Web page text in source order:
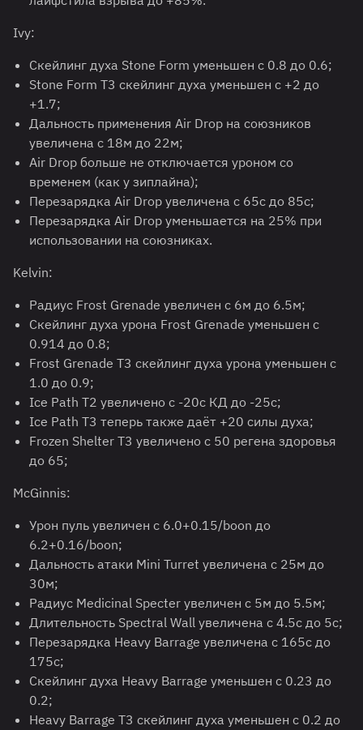
Ivy:
Скейлинг духа Stone Form уменьшен с 0.8 до 0.6;
Stone Form T3 скейлинг духа уменьшен с +2 до
+1.7;
Дальность применения Air Drop на союзников
увеличена с 18м до 22м;
Air Drop больше не отключается уроном со
временем (как у зиплайна);
Перезарядка Air Drop увеличена с 65с до 85с;
Перезарядка Air Drop уменьшается на 25% при
использовании на союзниках.
Kelvin:
Радиус Frost Grenade увеличен с 6м до 6.5м;
Скейлинг духа урона Frost Grenade уменьшен с
0.914 до 0.8;
Frost Grenade T3 скейлинг духа урона уменьшен с
1.0 до 0.9;
Ice Path T2 увеличено с -20с КД до -25с;
Ice Path T3 теперь также даёт +20 силы духа;
Frozen Shelter T3 увеличено с 50 регена здоровья
до 65;
McGinnis:
Урон пуль увеличен с 6.0+0.15/boon до
6.2+0.16/boon;
Дальность атаки Mini Turret увеличена с 25м до
30м;
Радиус Medicinal Specter увеличен с 5м до 5.5м;
Длительность Spectral Wall увеличена с 4.5с до 5с;
Перезарядка Heavy Barrage увеличена с 165с до
175с;
Скейлинг духа Heavy Barrage уменьшен с 0.23 до
0.2;
Heavy Barrage T3 скейлинг духа уменьшен с 0.2 до